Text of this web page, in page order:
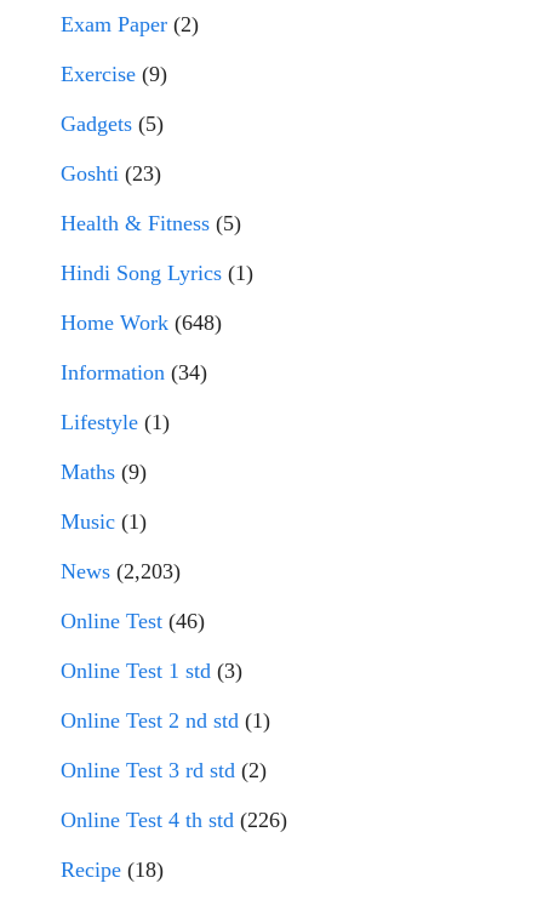
Exam Paper (2)
Exercise (9)
Gadgets (5)
Goshti (23)
Health & Fitness (5)
Hindi Song Lyrics (1)
Home Work (648)
Information (34)
Lifestyle (1)
Maths (9)
Music (1)
News (2,203)
Online Test (46)
Online Test 1 std (3)
Online Test 2 nd std (1)
Online Test 3 rd std (2)
Online Test 4 th std (226)
Recipe (18)